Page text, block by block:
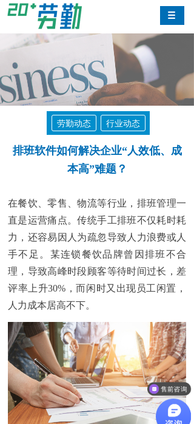
劳勤动态 行业动态
排班软件如何解决企业“人效低、成
本高”难题？
在餐饮、零售、物流等行业，排班管理一
直是运营痛点。传统手工排班不仅耗时耗
力，还容易因人为疏忽导致人力浪费或人
手不足。某连锁餐饮品牌曾因排班不合
理，导致高峰时段顾客等待时间过长，差
评率上升30%，而闲时又出现员工闲置，
人力成本居高不下。
售前咨询